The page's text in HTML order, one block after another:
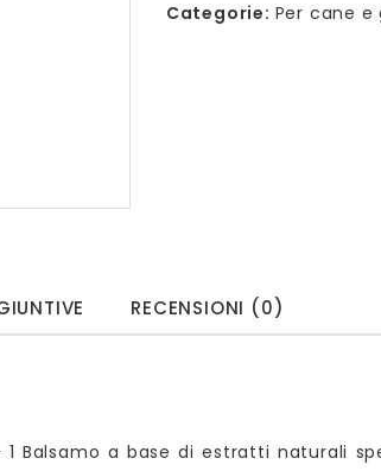
Categorie: Per cane
RECENSIONI (0)
Balsamo a base di estratti naturali